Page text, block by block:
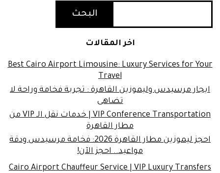
البحث
اخر المقالات
Best Cairo Airport Limousine: Luxury Services for Your
Travel
ايجار مرسيدس وليموزين القاهرة : تجربة فخامة وراحة لا
تضاهى
VIP Conference Transportation | خدمات نقل الـ VIP من
مطار القاهرة
احجز ليموزين مطار القاهرة 2026: فخامة مرسيدس ودقة
مواعيد.. احجز الآن!
Cairo Airport Chauffeur Service | VIP Luxury Transfers